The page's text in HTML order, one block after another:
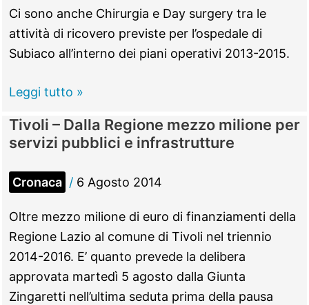
esultano
i
5
Ci sono anche Chirurgia e Day surgery tra le
attività di ricovero previste per l’ospedale di
Subiaco all’interno dei piani operativi 2013-2015.
Subiaco
Ospedale,
nei
piani
operativi
anche
Chirurgia
e
Day
surgery
Leggi tutto »
Tivoli – Dalla Regione mezzo milione per
servizi pubblici e infrastrutture
Cronaca / 6 Agosto 2014
Oltre mezzo milione di euro di finanziamenti della
Regione Lazio al comune di Tivoli nel triennio
2014-2016. E’ quanto prevede la delibera
approvata martedì 5 agosto dalla Giunta
Zingaretti nell’ultima seduta prima della pausa